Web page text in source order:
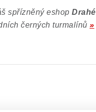
spřízněný eshop Drahé
černých turmalínů »